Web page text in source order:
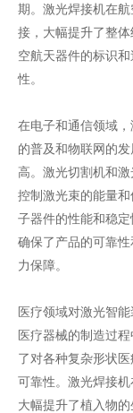
期。激光焊接机在
接，大幅提升了整
空航天器件的标识
性。
在电子和通信领域
的普及和物联网的
高。激光切割机和
控制激光束的能量
子器件的性能和稳
确保了产品的可靠
力保障。
医疗领域对激光智
医疗器械的制造过
了对各种复杂形状
可靠性。激光焊接
大幅提升了植入物